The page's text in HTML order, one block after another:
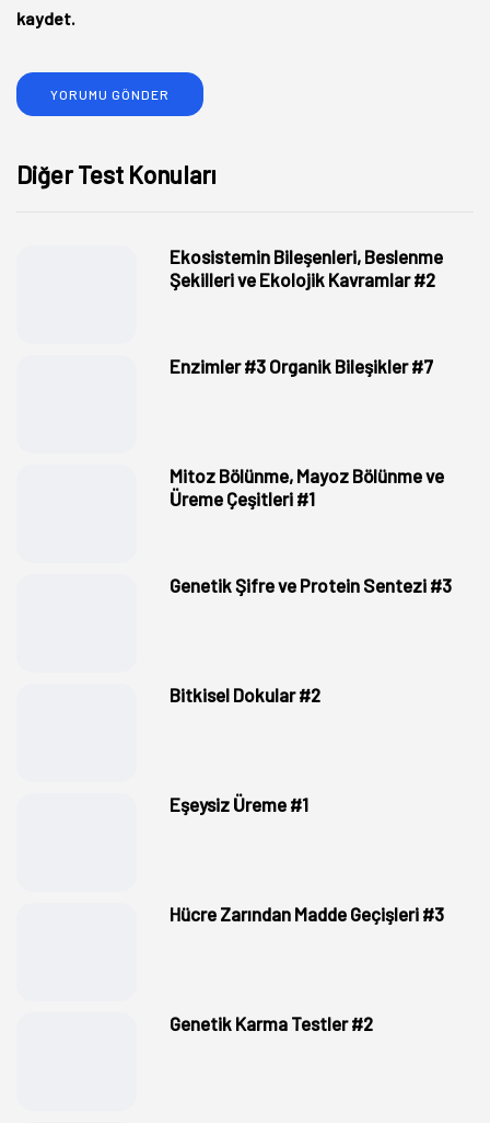
kaydet.
Diğer Test Konuları
Ekosistemin Bileşenleri, Beslenme
Şekilleri ve Ekolojik Kavramlar #2
Enzimler #3 Organik Bileşikler #7
Mitoz Bölünme, Mayoz Bölünme ve
Üreme Çeşitleri #1
Genetik Şifre ve Protein Sentezi #3
Bitkisel Dokular #2
Eşeysiz Üreme #1
Hücre Zarından Madde Geçişleri #3
Genetik Karma Testler #2